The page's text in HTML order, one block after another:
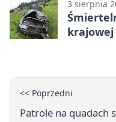
3 sierpnia
krajowej
<< Poprzedni
Patrole na quadach